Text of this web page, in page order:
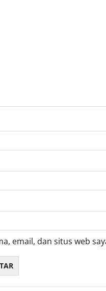
email, dan situs web